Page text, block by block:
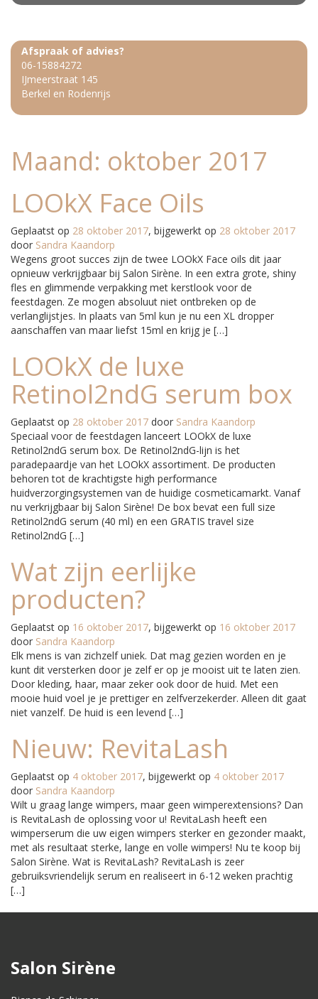
Afspraak of advies?
06-15884272
IJmeerstraat 145
Berkel en Rodenrijs
Maand: oktober 2017
LOOkX Face Oils
Geplaatst op 28 oktober 2017, bijgewerkt op 28 oktober 2017
door Sandra Kaandorp
Wegens groot succes zijn de twee LOOkX Face oils dit jaar
opnieuw verkrijgbaar bij Salon Sirène. In een extra grote, shiny
fles en glimmende verpakking met kerstlook voor de
feestdagen. Ze mogen absoluut niet ontbreken op de
verlanglijstjes. In plaats van 5ml kun je nu een XL dropper
aanschaffen van maar liefst 15ml en krijg je […]
LOOkX de luxe
Retinol2ndG serum box
Geplaatst op 28 oktober 2017 door Sandra Kaandorp
Speciaal voor de feestdagen lanceert LOOkX de luxe
Retinol2ndG serum box. De Retinol2ndG-lijn is het
paradepaardje van het LOOkX assortiment. De producten
behoren tot de krachtigste high performance
huidverzorgingsystemen van de huidige cosmeticamarkt. Vanaf
nu verkrijgbaar bij Salon Sirène! De box bevat een full size
Retinol2ndG serum (40 ml) en een GRATIS travel size
Retinol2ndG […]
Wat zijn eerlijke
producten?
Geplaatst op 16 oktober 2017, bijgewerkt op 16 oktober 2017
door Sandra Kaandorp
Elk mens is van zichzelf uniek. Dat mag gezien worden en je
kunt dit versterken door je zelf er op je mooist uit te laten zien.
Door kleding, haar, maar zeker ook door de huid. Met een
mooie huid voel je je prettiger en zelfverzekerder. Alleen dit gaat
niet vanzelf. De huid is een levend […]
Nieuw: RevitaLash
Geplaatst op 4 oktober 2017, bijgewerkt op 4 oktober 2017
door Sandra Kaandorp
Wilt u graag lange wimpers, maar geen wimperextensions? Dan
is RevitaLash de oplossing voor u! RevitaLash heeft een
wimperserum die uw eigen wimpers sterker en gezonder maakt,
met als resultaat sterke, lange en volle wimpers! Nu te koop bij
Salon Sirène. Wat is RevitaLash? RevitaLash is zeer
gebruiksvriendelijk serum en realiseert in 6-12 weken prachtig
[…]
Salon Sirène